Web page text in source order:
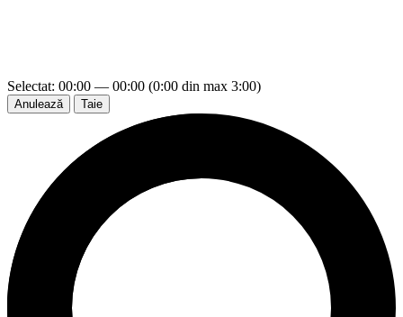
Selectat: 00:00 — 00:00 (0:00 din max 3:00)
Anulează Taie